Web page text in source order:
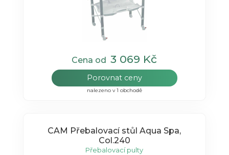
Cena od3 069 Kč
Porovnat ceny
nalezeno v 1 obchodě
CAM Přebalovací stůl Aqua Spa,
Col.240
Přebalovací pulty